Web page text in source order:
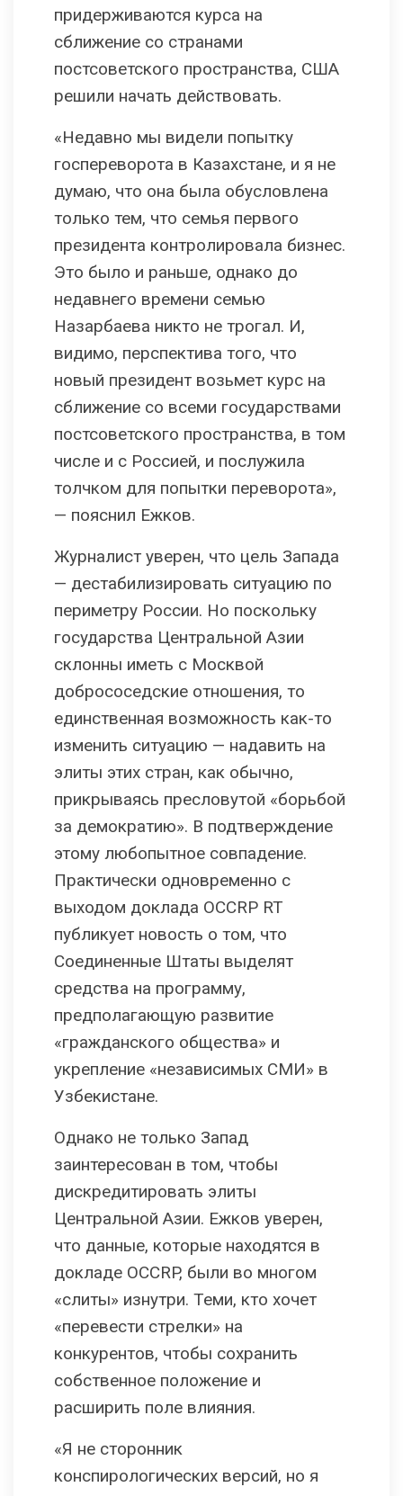
придерживаются курса на
сближение со странами
постсоветского пространства, США
решили начать действовать.
«Недавно мы видели попытку
госпереворота в Казахстане, и я не
думаю, что она была обусловлена
только тем, что семья первого
президента контролировала бизнес.
Это было и раньше, однако до
недавнего времени семью
Назарбаева никто не трогал. И,
видимо, перспектива того, что
новый президент возьмет курс на
сближение со всеми государствами
постсоветского пространства, в том
числе и с Россией, и послужила
толчком для попытки переворота»,
— пояснил Ежков.
Журналист уверен, что цель Запада
— дестабилизировать ситуацию по
периметру России. Но поскольку
государства Центральной Азии
склонны иметь с Москвой
добрососедские отношения, то
единственная возможность как-то
изменить ситуацию — надавить на
элиты этих стран, как обычно,
прикрываясь пресловутой «борьбой
за демократию». В подтверждение
этому любопытное совпадение.
Практически одновременно с
выходом доклада OCCRP RT
публикует новость о том, что
Соединенные Штаты выделят
средства на программу,
предполагающую развитие
«гражданского общества» и
укрепление «независимых СМИ» в
Узбекистане.
Однако не только Запад
заинтересован в том, чтобы
дискредитировать элиты
Центральной Азии. Ежков уверен,
что данные, которые находятся в
докладе OCCRP, были во многом
«слиты» изнутри. Теми, кто хочет
«перевести стрелки» на
конкурентов, чтобы сохранить
собственное положение и
расширить поле влияния.
«Я не сторонник
конспирологических версий, но я